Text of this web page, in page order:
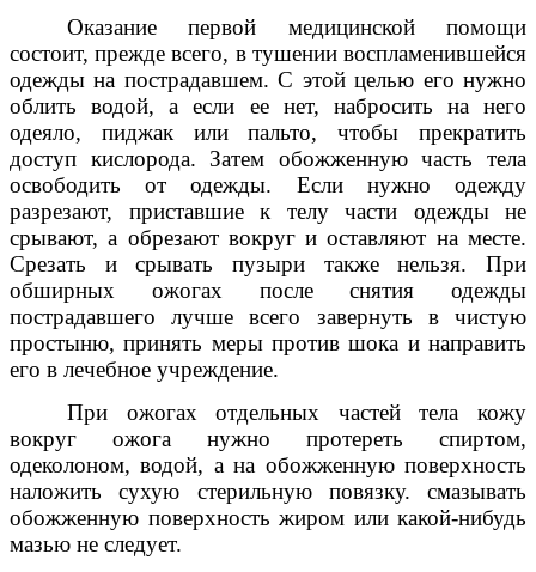
Оказание первой медицинской помощи
состоит, прежде всего, в тушении воспламенившейся
одежды на пострадавшем. С этой целью его нужно
облить водой, а если ее нет, набросить на него
одеяло, пиджак или пальто, чтобы прекратить
доступ кислорода. Затем обожженную часть тела
освободить от одежды. Если нужно одежду
разрезают, приставшие к телу части одежды не
срывают, а обрезают вокруг и оставляют на месте.
Срезать и срывать пузыри также нельзя. При
обширных ожогах после снятия одежды
пострадавшего лучше всего завернуть в чистую
простыню, принять меры против шока и направить
его в лечебное учреждение.
При ожогах отдельных частей тела кожу
вокруг ожога нужно протереть спиртом,
одеколоном, водой, а на обожженную поверхность
наложить сухую стерильную повязку. смазывать
обожженную поверхность жиром или какой-нибудь
мазью не следует.